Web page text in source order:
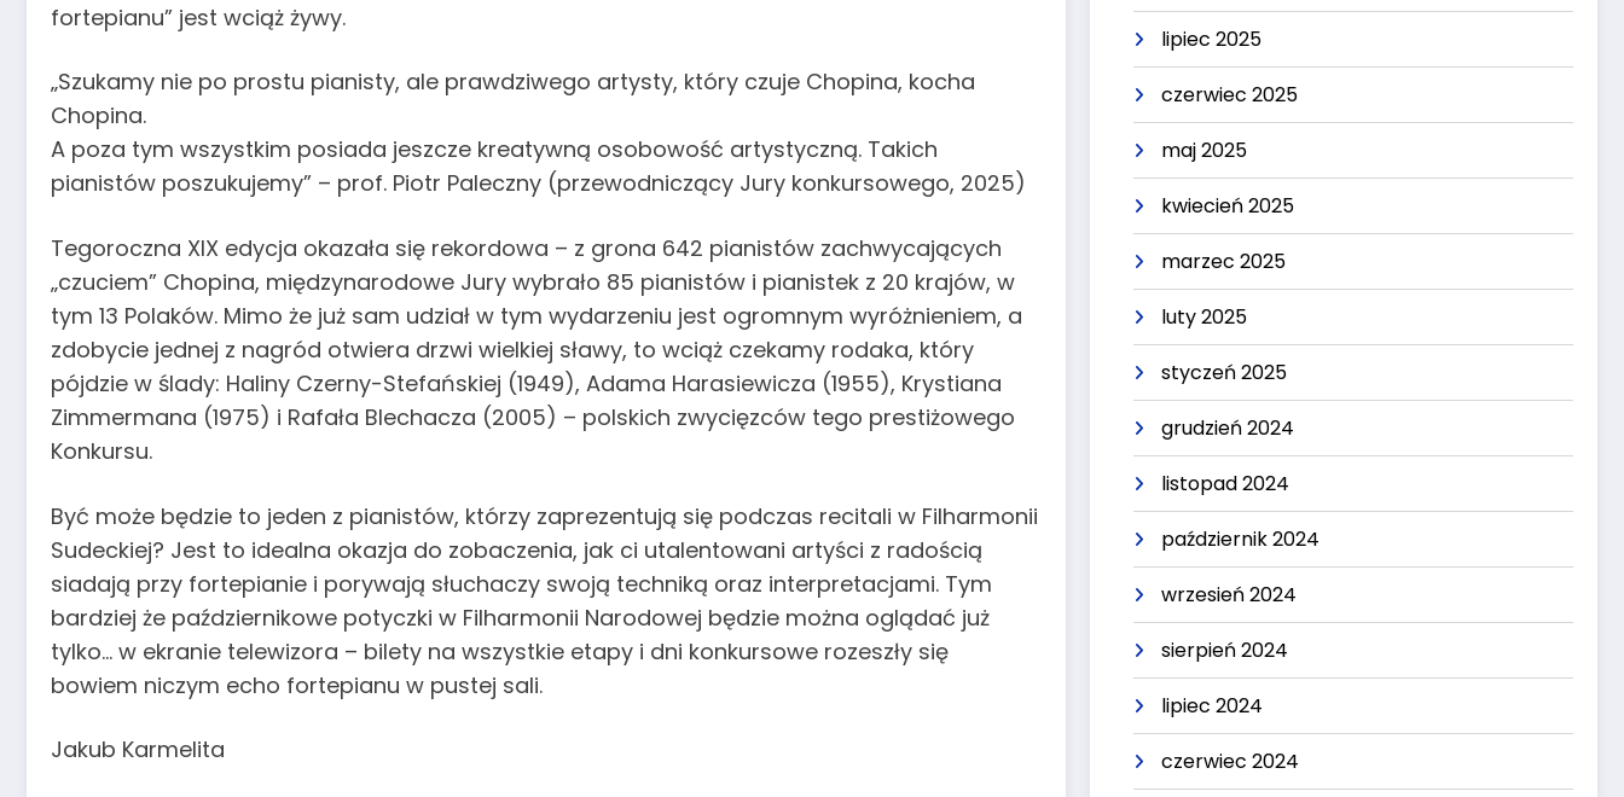
fortepianu” jest wciąż żywy.
„Szukamy nie po prostu pianisty, ale prawdziwego artysty, który czuje Chopina, kocha
Chopina.
A poza tym wszystkim posiada jeszcze kreatywną osobowość artystyczną. Takich
pianistów poszukujemy” – prof. Piotr Paleczny (przewodniczący Jury konkursowego, 2025)
Tegoroczna XIX edycja okazała się rekordowa – z grona 642 pianistów zachwycających
„czuciem” Chopina, międzynarodowe Jury wybrało 85 pianistów i pianistek z 20 krajów, w
tym 13 Polaków. Mimo że już sam udział w tym wydarzeniu jest ogromnym wyróżnieniem, a
zdobycie jednej z nagród otwiera drzwi wielkiej sławy, to wciąż czekamy rodaka, który
pójdzie w ślady: Haliny Czerny-Stefańskiej (1949), Adama Harasiewicza (1955), Krystiana
Zimmermana (1975) i Rafała Blechacza (2005) – polskich zwycięzców tego prestiżowego
Konkursu.
Być może będzie to jeden z pianistów, którzy zaprezentują się podczas recitali w Filharmonii
Sudeckiej? Jest to idealna okazja do zobaczenia, jak ci utalentowani artyści z radością
siadają przy fortepianie i porywają słuchaczy swoją techniką oraz interpretacjami. Tym
bardziej że październikowe potyczki w Filharmonii Narodowej będzie można oglądać już
tylko… w ekranie telewizora – bilety na wszystkie etapy i dni konkursowe rozeszły się
bowiem niczym echo fortepianu w pustej sali.
Jakub Karmelita
lipiec 2025
czerwiec 2025
maj 2025
kwiecień 2025
marzec 2025
luty 2025
styczeń 2025
grudzień 2024
listopad 2024
październik 2024
wrzesień 2024
sierpień 2024
lipiec 2024
czerwiec 2024